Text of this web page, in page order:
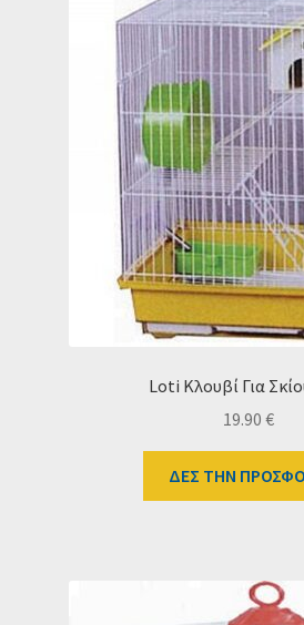
Κατάστημα
Ο λογαριασμός μου
Loti Κλουβί Για
19.90 €
ΔΕΣ ΤΗΝ